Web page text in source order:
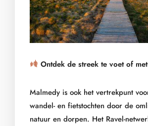
Ontdek de streek te voet of
Malmedy is ook het vertrekpunt
wandel- en fietstochten door de
natuur en dorpen. Het Ravel-